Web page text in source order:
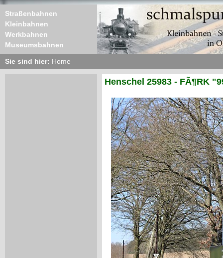
Straßenbahnen
Kleinbahnen
Werkbahnen
Museumsbahnen
Sie sind hier: Home
Henschel 25983 - FÃ¶RK